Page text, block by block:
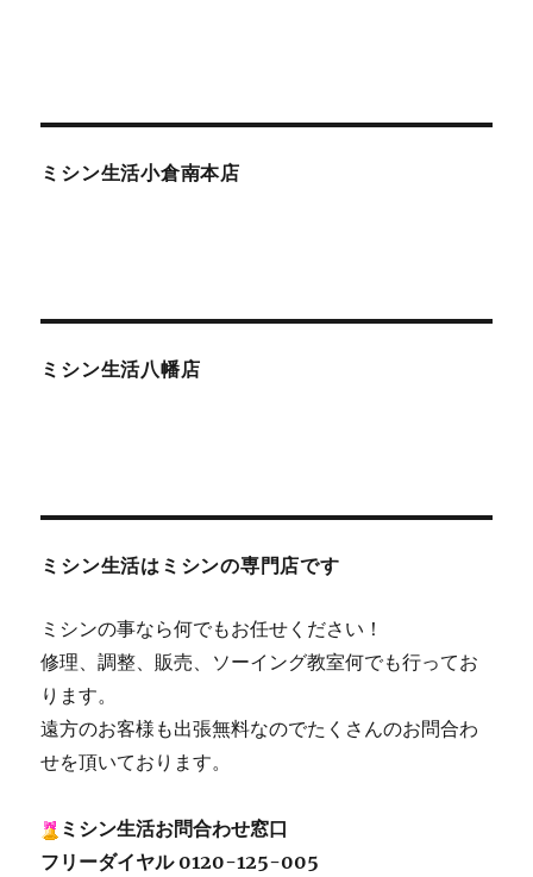
ミシン生活小倉南本店
ミシン生活八幡店
ミシン生活はミシンの専門店です
ミシンの事なら何でもお任せください！
修理、調整、販売、ソーイング教室何でも行ってお
ります。
遠方のお客様も出張無料なのでたくさんのお問合わ
せを頂いております。
ミシン生活お問合わせ窓口
フリーダイヤル 0120-125-005